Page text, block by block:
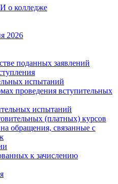
о колледже
2026
поданных заявлений
испытаний
проведения вступительных
испытаний
(платных) курсов
обращения, связанные с
к зачислению